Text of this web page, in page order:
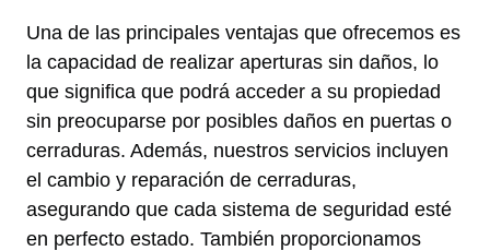
Una de las principales ventajas que ofrecemos es
la capacidad de realizar aperturas sin daños, lo
que significa que podrá acceder a su propiedad
sin preocuparse por posibles daños en puertas o
cerraduras. Además, nuestros servicios incluyen
el cambio y reparación de cerraduras,
asegurando que cada sistema de seguridad esté
en perfecto estado. También proporcionamos